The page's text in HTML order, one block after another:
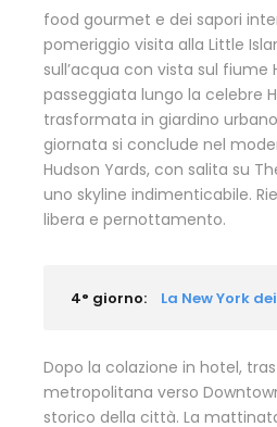
food gourmet e dei sapori
pomeriggio visita alla Little
sull’acqua con vista sul fiume
passeggiata lungo la celebre
trasformata in giardino
giornata si conclude nel
Hudson Yards, con salita su
uno skyline indimenticabile.
libera e pernottamento.
4° giorno: La New York
Dopo la colazione in hotel,
metropolitana verso
storico della città. La